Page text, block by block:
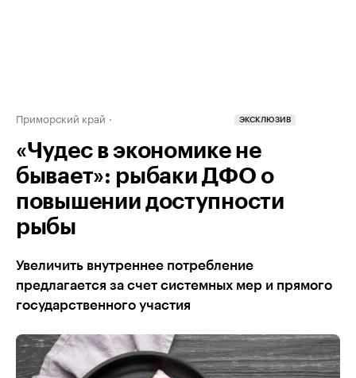
Приморский край ЭКСКЛЮЗИВ
«Чудес в экономике не
бывает»: рыбаки ДФО о
повышении доступности
рыбы
Увеличить внутреннее потребление
предлагается за счет системных мер и прямого
государственного участия